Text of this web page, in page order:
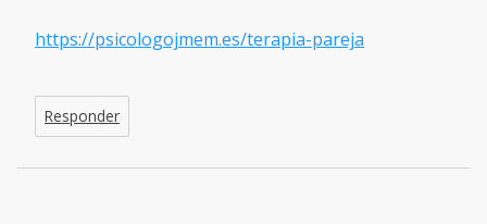
https://psicologojmem.es/terapia-pareja
Responder